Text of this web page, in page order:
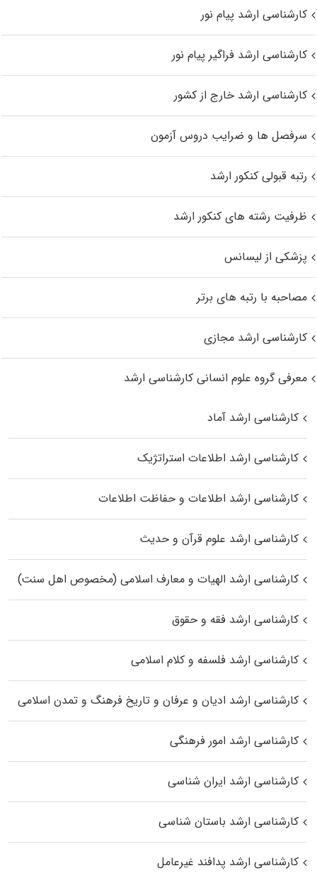
کارشناسی ارشد پیام نور
کارشناسی ارشد فراگیر پیام نور
کارشناسی ارشد خارج از کشور
سرفصل ها و ضرایب دروس آزمون
رتبه قبولی کنکور ارشد
ظرفیت رشته های کنکور ارشد
پزشکی از لیسانس
مصاحبه با رتبه های برتر
کارشناسی ارشد مجازی
معرفی گروه علوم انسانی کارشناسی ارشد
کارشناسی ارشد آماد
کارشناسی ارشد اطلاعات استراتژیک
کارشناسی ارشد اطلاعات و حفاظت اطلاعات
کارشناسی ارشد علوم قرآن و حدیث
کارشناسی ارشد الهیات و معارف اسلامی (مخصوص اهل سنت)
کارشناسی ارشد فقه و حقوق
کارشناسی ارشد فلسفه و کلام اسلامی
کارشناسی ارشد ادیان و عرفان و تاریخ فرهنگ و تمدن اسلامی
کارشناسی ارشد امور فرهنگی
کارشناسی ارشد ایران شناسی
کارشناسی ارشد باستان شناسی
کارشناسی ارشد پدافند غیرعامل